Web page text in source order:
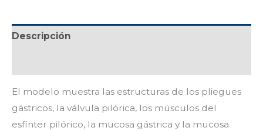
Descripción
El modelo muestra las estructuras de los pliegues
gástricos, la válvula pilórica, los músculos del
esfínter pilórico, la mucosa gástrica y la mucosa